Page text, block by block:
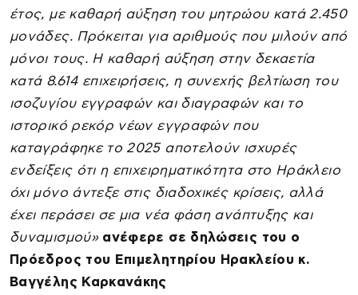
έτος, με καθαρή αύξηση του μητρώου κατά 2.450
μονάδες. Πρόκειται για αριθμούς που μιλούν από
μόνοι τους. Η καθαρή αύξηση στην δεκαετία
κατά 8.614 επιχειρήσεις, η συνεχής βελτίωση του
ισοζυγίου εγγραφών και διαγραφών και το
ιστορικό ρεκόρ νέων εγγραφών που
καταγράφηκε το 2025 αποτελούν ισχυρές
ενδείξεις ότι η επιχειρηματικότητα στο Ηράκλειο
όχι μόνο άντεξε στις διαδοχικές κρίσεις, αλλά
έχει περάσει σε μια νέα φάση ανάπτυξης και
δυναμισμού» ανέφερε σε δηλώσεις του ο
Πρόεδρος του Επιμελητηρίου Ηρακλείου κ.
Βαγγέλης Καρκανάκης